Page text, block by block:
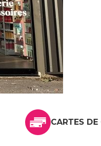
CARTES DE